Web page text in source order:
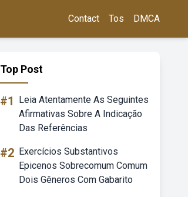
Contact Tos DMCA
Top Post
#1
Leia Atentamente As Seguintes
Afirmativas Sobre A Indicação
Das Referências
#2 Exercícios Substantivos
Epicenos Sobrecomum Comum
Dois Gêneros Com Gabarito